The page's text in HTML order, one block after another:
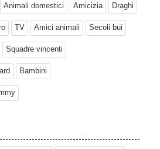
Animali domestici Amicizia Draghi
TV Amici animali Secoli bui
Squadre vincenti
Bambini